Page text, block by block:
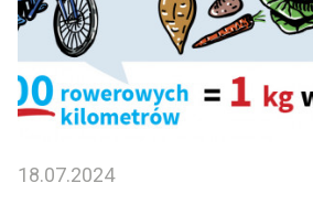
18.07.2024